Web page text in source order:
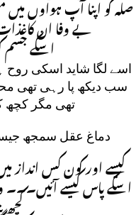
صلہ کو اپنا آپ ہواوں میں
بے وفا ان
اسکے جسم
اسے لگا شاید اسکی روح
سب دیکھ پا رہی تھی
تھی مگر کچھ
دماغ عقل سمجھ
کیسے اور کون کس انداز
اسکے پاس کیسے آئیں۔۔۔
کچھ